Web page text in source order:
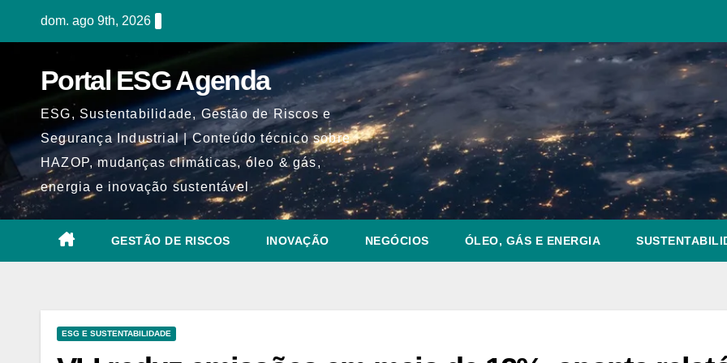
dom. ago 9th, 2026
Portal ESG Agenda
ESG, Sustentabilidade, Gestão de Riscos e
Segurança Industrial | Conteúdo técnico sobre
HAZOP, mudanças climáticas, óleo & gás,
energia e inovação sustentável
GESTÃO DE RISCOS INOVAÇÃO NEGÓCIOS ÓLEO, GÁS E ENERGIA
ESG E SUSTENTABILIDADE